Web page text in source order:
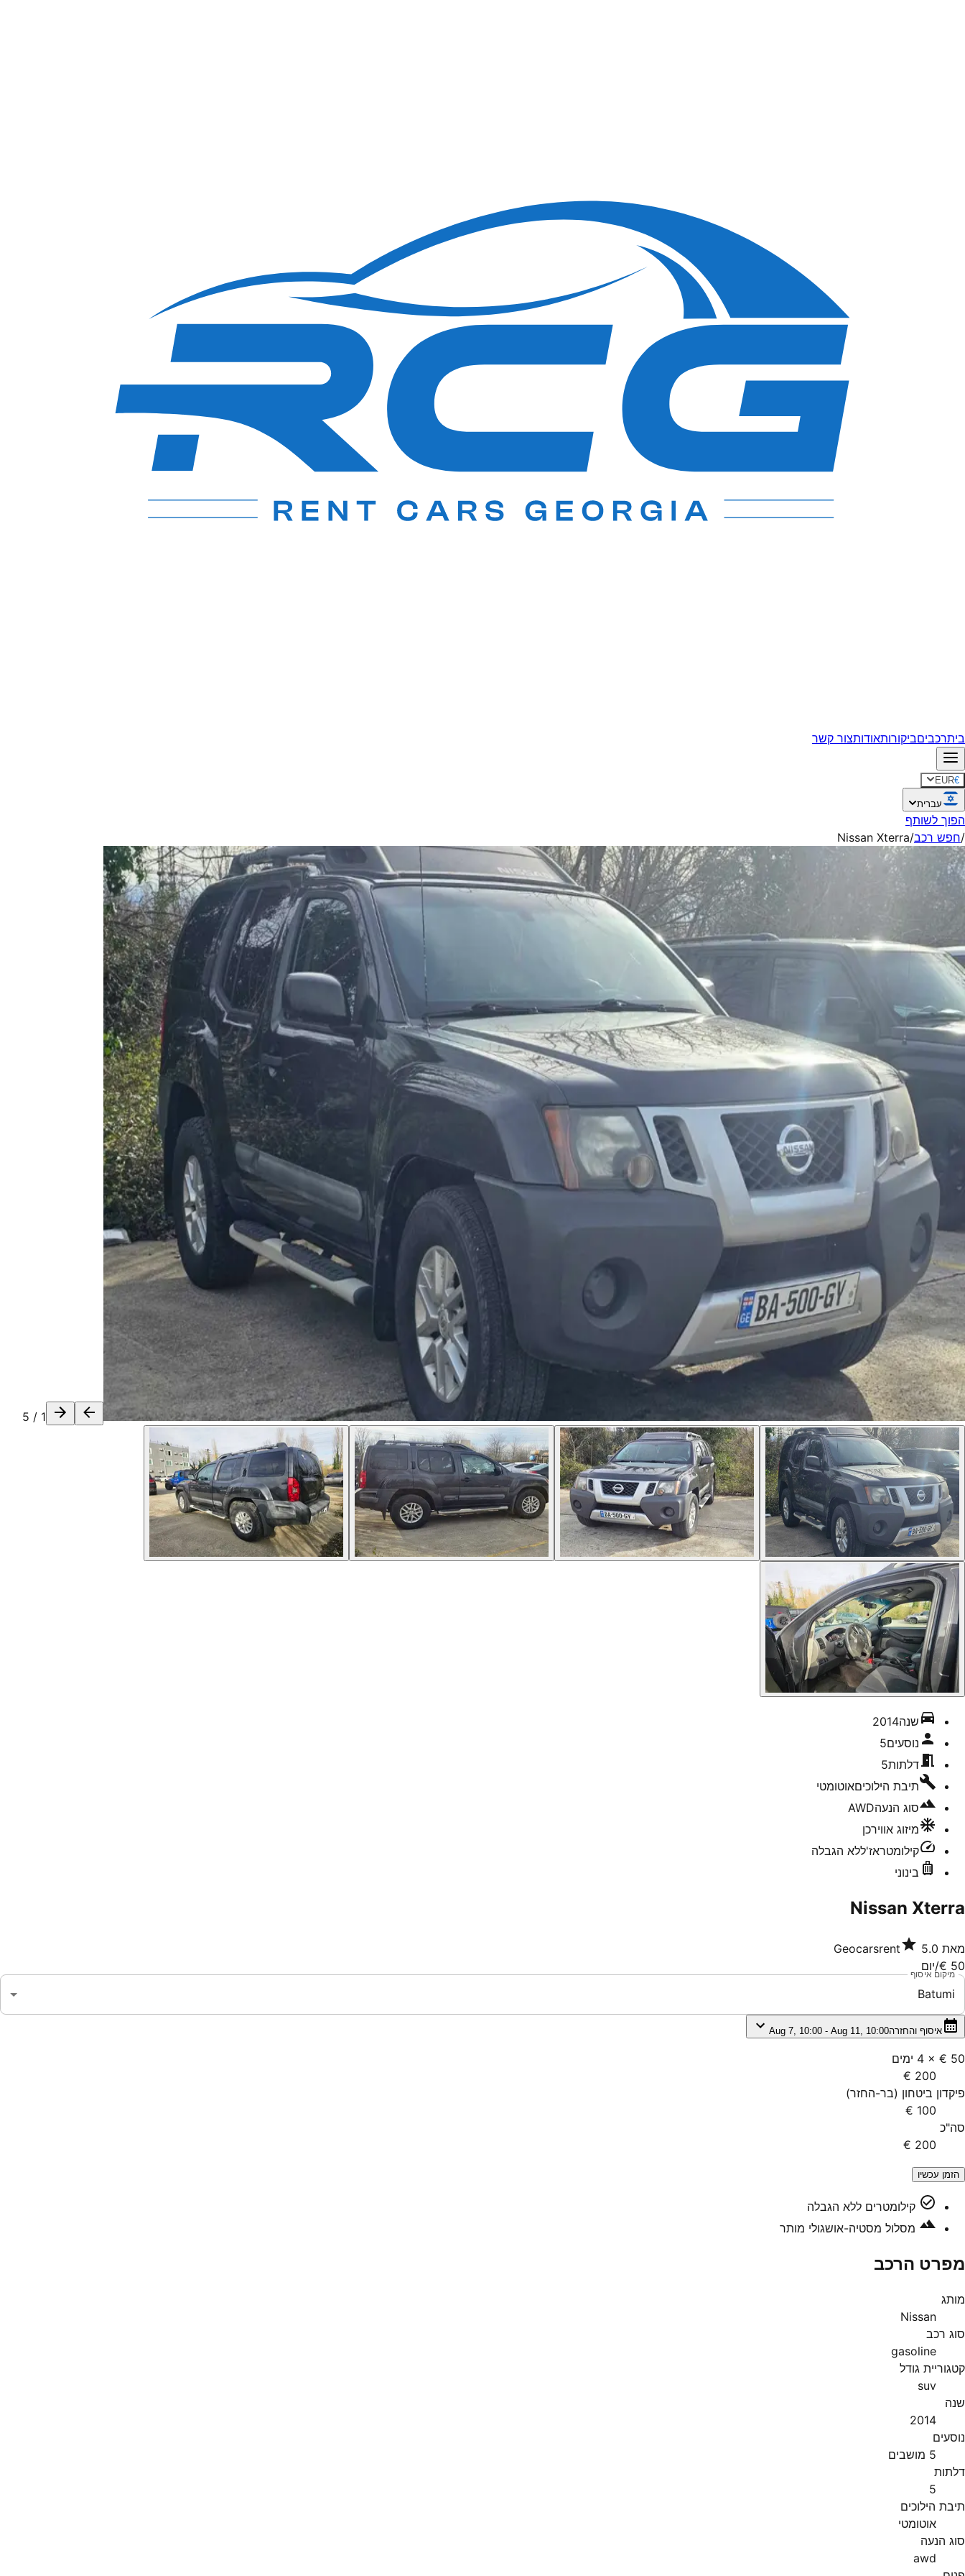
ביתרכביםביקורותאודותצור קשר
€
EUR
עברית
הפוך לשותף
/חפש רכב/
Nissan Xterra
1
/
5
שנה2014
נוסעים5
דלתות5
תיבת הילוכיםאוטומטי
סוג הנעהAWD
מיזוג אווירכן
קילומטראז'ללא הגבלה
בינוני
Nissan Xterra
מאת Geocarsrent
5.0
50 €
/יום
מיקום איסוף
Batumi
איסוף והחזרהAug 7, 10:00 - Aug 11, 10:00
50 €
×
4 ימים
200 €
פיקדון ביטחון (בר-החזר)
100 €
סה"כ
200 €
הזמן עכשיו
קילומטרים ללא הגבלה
מסלול מסטיה-אושגולי מותר
מפרט הרכב
מותג
Nissan
סוג רכב
gasoline
קטגוריית גודל
suv
שנה
2014
נוסעים
5 מושבים
דלתות
5
תיבת הילוכים
אוטומטי
סוג הנעה
awd